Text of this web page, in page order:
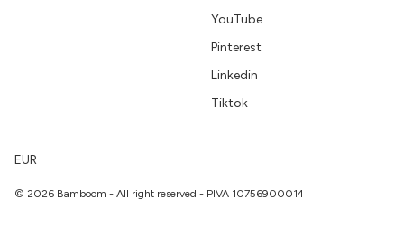
YouTube
Pinterest
Linkedin
Tiktok
EUR
© 2026 Bamboom - All right reserved - PIVA 10756900014